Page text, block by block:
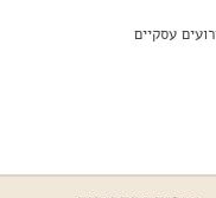
עסקיים